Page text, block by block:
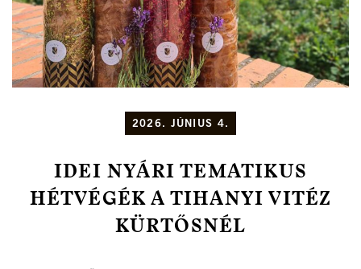
2026. JÚNIUS 4.
IDEI NYÁRI TEMATIKUS
HÉTVÉGÉK A TIHANYI VITÉZ
KÜRTŐSNÉL